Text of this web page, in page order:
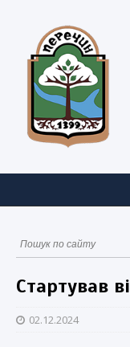
Стартував
02.12.2024